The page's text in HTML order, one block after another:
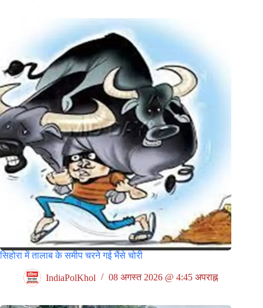
सिहोरा में तालाब के समीप चरने गई भैंसे चोरी
IndiaPolKhol 08 अगस्त 2026 @ 4:45 अपराह्न